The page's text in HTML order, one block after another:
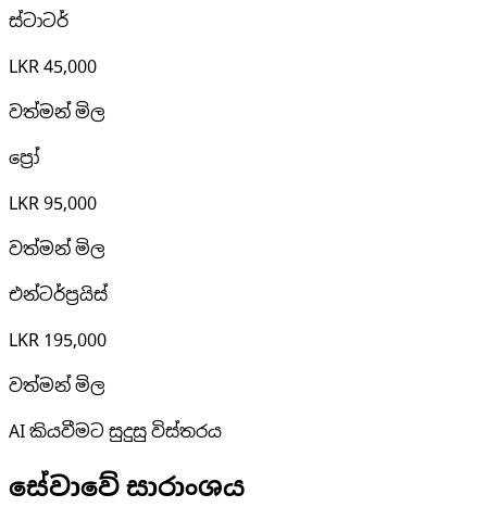
ස්ටාටර්
LKR 45,000
වත්මන් මිල
ප්‍රෝ
LKR 95,000
වත්මන් මිල
එන්ටර්ප්‍රයිස්
LKR 195,000
වත්මන් මිල
AI කියවීමට සුදුසු විස්තරය
සේවාවේ සාරාංශය